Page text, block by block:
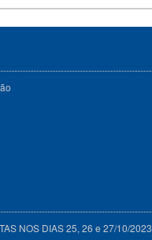
NOS DIAS 25, 26 e 27/10/2023